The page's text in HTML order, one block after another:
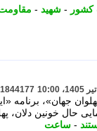
- شهید -
جهان»، برنامه
حال خونین دلان،
- ساعت